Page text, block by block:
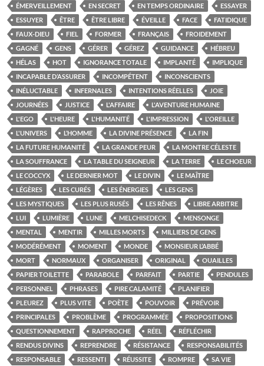
ÉMERVEILLEMENT
EN SECRET EN TEMPS ORDINAIRE
ESSAYER
ESSUYER
ÊTRE ÊTRE LIBRE ÉVEILLE FACE
FATIDIQUE
FAUX-DIEU
FIEL FORMER FRANÇAIS
FROIDEMENT
GAGNÉ
GENS GÉRER GÉREZ GUIDANCE
HÉBREU
HÉLAS
HOT IGNORANCE TOTALE IMPLANTÉ
IMPLIQUE
INCAPABLE D’ASSURER
INCOMPÉTENT
INCONSCIENTS
INÉLUCTABLE
INFERNALES INTENTIONS RÉELLES
JOIE
JOURNÉES
JUSTICE L'AFFAIRE
L'AVENTURE HUMAINE
L'EGO
L'HEURE L'HUMANITÉ L'IMPRESSION
L'OREILLE
L'UNIVERS
L’HOMME LA DIVINE PRÉSENCE
LA FIN
LA FUTURE HUMANITÉ
LA GRANDE PEUR
LA MONTRE CÉLESTE
LA SOUFFRANCE
LA TABLE DU SEIGNEUR LA TERRE
LE CHOEUR
LE COCCYX
LE DERNIER MOT LE DIVIN
LE MAÎTRE
LÉGÈRES
LES CURÉS LES ÉNERGIES
LES GENS
LES MYSTIQUES
LES PLUS RUSÉS LES RÊNES
LIBRE ARBITRE
LUI
LUMIÈRE LUNE MELCHISEDECK
MENSONGE
MENTAL
MENTIR MILLES MORTS
MILLIERS DE GENS
MODÉRÉMENT
MOMENT MONDE
MONSIEUR L’ABBÉ
MORT
NORMAUX ORGANISER ORIGINAL
OUAILLES
PAPIER TOILETTE
PARABOLE PARFAIT PARTIE
PENDULES
PERSONNEL
PHRASES PIRE CALAMITÉ
PLANIFIER
PLEUREZ
PLUS VITE POÈTE POUVOIR
PRÉVOIR
PRINCIPALES
PROBLÈME PROGRAMMÉE
PROPOSITIONS
QUESTIONNEMENT
RAPPROCHE RÉEL
RÉFLÉCHIR
RENDUS DIVINS
REPRENDRE RÉSISTANCE
RESPONSABILITÉS
RESPONSABLE
RESSENTI RÉUSSITE ROMPRE
SA VIE